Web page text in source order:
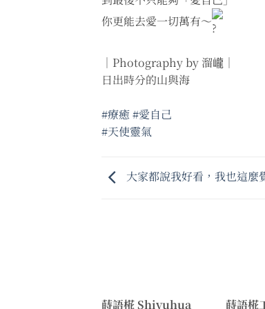
你更能去愛一切萬有～
｜Photography by 溜巄｜
日出時分的山與海
#療癒#愛自己
#天使靈氣
大家都說我好看，我也這
蒔語椛 Shiyuhua 蒔語椛